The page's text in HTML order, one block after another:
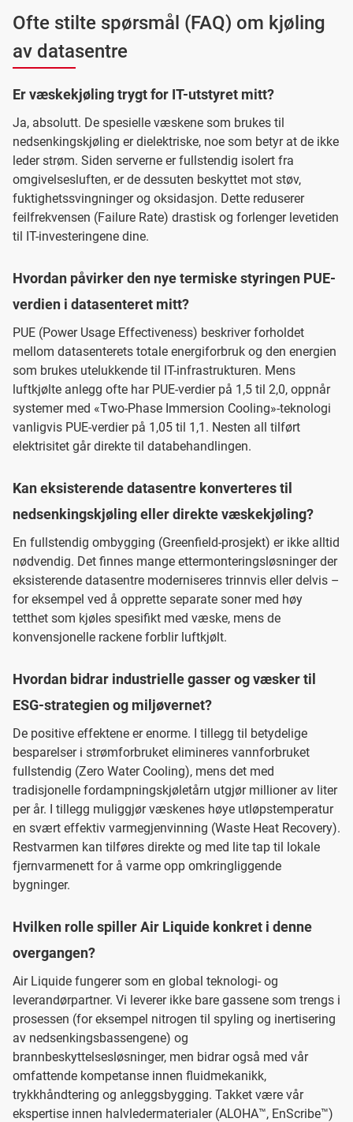
Ofte stilte spørsmål (FAQ) om kjøling
av datasentre
Er væskekjøling trygt for IT-utstyret mitt?
Ja, absolutt. De spesielle væskene som brukes til
nedsenkingskjøling er dielektriske, noe som betyr at de ikke
leder strøm. Siden serverne er fullstendig isolert fra
omgivelsesluften, er de dessuten beskyttet mot støv,
fuktighetssvingninger og oksidasjon. Dette reduserer
feilfrekvensen (Failure Rate) drastisk og forlenger levetiden
til IT-investeringene dine.
Hvordan påvirker den nye termiske styringen PUE-
verdien i datasenteret mitt?
PUE (Power Usage Effectiveness) beskriver forholdet
mellom datasenterets totale energiforbruk og den energien
som brukes utelukkende til IT-infrastrukturen. Mens
luftkjølte anlegg ofte har PUE-verdier på 1,5 til 2,0, oppnår
systemer med «Two-Phase Immersion Cooling»-teknologi
vanligvis PUE-verdier på 1,05 til 1,1. Nesten all tilført
elektrisitet går direkte til databehandlingen.
Kan eksisterende datasentre konverteres til
nedsenkingskjøling eller direkte væskekjøling?
En fullstendig ombygging (Greenfield-prosjekt) er ikke alltid
nødvendig. Det finnes mange ettermonteringsløsninger der
eksisterende datasentre moderniseres trinnvis eller delvis –
for eksempel ved å opprette separate soner med høy
tetthet som kjøles spesifikt med væske, mens de
konvensjonelle rackene forblir luftkjølt.
Hvordan bidrar industrielle gasser og væsker til
ESG-strategien og miljøvernet?
De positive effektene er enorme. I tillegg til betydelige
besparelser i strømforbruket elimineres vannforbruket
fullstendig (Zero Water Cooling), mens det med
tradisjonelle fordampningskjøletårn utgjør millioner av liter
per år. I tillegg muliggjør væskenes høye utløpstemperatur
en svært effektiv varmegjenvinning (Waste Heat Recovery).
Restvarmen kan tilføres direkte og med lite tap til lokale
fjernvarmenett for å varme opp omkringliggende
bygninger.
Hvilken rolle spiller Air Liquide konkret i denne
overgangen?
Air Liquide fungerer som en global teknologi- og
leverandørpartner. Vi leverer ikke bare gassene som trengs i
prosessen (for eksempel nitrogen til spyling og inertisering
av nedsenkingsbassengene) og
brannbeskyttelsesløsninger, men bidrar også med vår
omfattende kompetanse innen fluidmekanikk,
trykkhåndtering og anleggsbygging. Takket være vår
ekspertise innen halvledermaterialer (ALOHA™, EnScribe™)